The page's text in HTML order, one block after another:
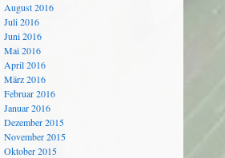
August 2016
Juli 2016
Juni 2016
Mai 2016
April 2016
März 2016
Februar 2016
Januar 2016
Dezember 2015
November 2015
Oktober 2015